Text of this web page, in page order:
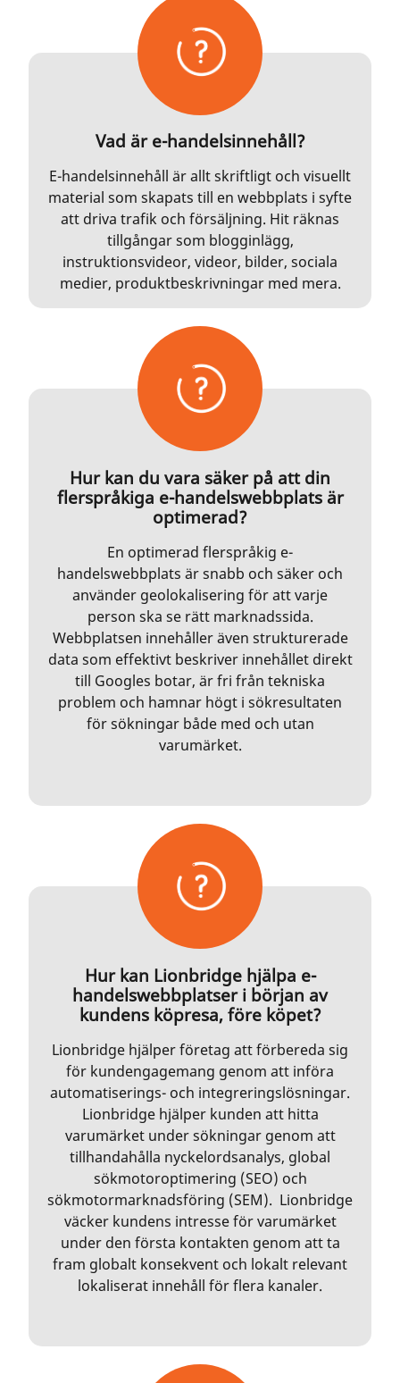
Vad är e-handelsinnehåll?
E-handelsinnehåll är allt skriftligt och visuellt
material som skapats till en webbplats i syfte
att driva trafik och försäljning. Hit räknas
tillgångar som blogginlägg,
instruktionsvideor, videor, bilder, sociala
medier, produktbeskrivningar med mera.
Hur kan du vara säker på att din
flerspråkiga e-handelswebbplats är
optimerad?
En optimerad flerspråkig e-
handelswebbplats är snabb och säker och
använder geolokalisering för att varje
person ska se rätt marknadssida.
Webbplatsen innehåller även strukturerade
data som effektivt beskriver innehållet direkt
till Googles botar, är fri från tekniska
problem och hamnar högt i sökresultaten
för sökningar både med och utan
varumärket.
Hur kan Lionbridge hjälpa e-
handelswebbplatser i början av
kundens köpresa, före köpet?
Lionbridge hjälper företag att förbereda sig
för kundengagemang genom att införa
automatiserings- och integreringslösningar.
Lionbridge hjälper kunden att hitta
varumärket under sökningar genom att
tillhandahålla nyckelordsanalys, global
sökmotoroptimering (SEO) och
sökmotormarknadsföring (SEM). Lionbridge
väcker kundens intresse för varumärket
under den första kontakten genom att ta
fram globalt konsekvent och lokalt relevant
lokaliserat innehåll för flera kanaler.